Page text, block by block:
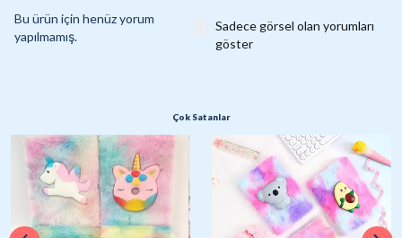
Bu ürün için henüz yorum
yapılmamış.
Sadece görsel olan yorumları
göster
Çok Satanlar